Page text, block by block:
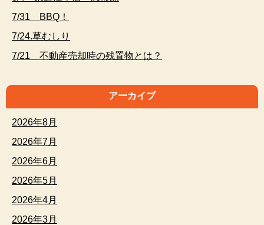
7/31 BBQ！
7/24.草むしり
7/21 不動産売却時の残置物とは？
アーカイブ
2026年8月
2026年7月
2026年6月
2026年5月
2026年4月
2026年3月